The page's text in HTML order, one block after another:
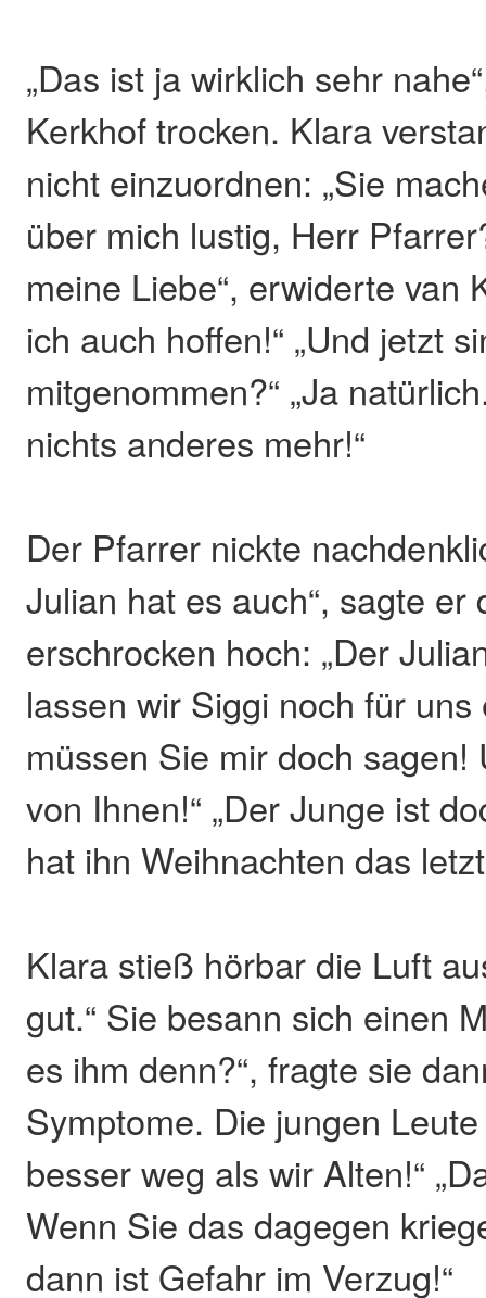
„Das ist ja wirklich sehr
Kerkhof trocken. Klara
nicht einzuordnen: „Sie
über mich lustig, Herr
meine Liebe“, erwiderte van
ich auch hoffen!“ „Und jetzt
mitgenommen?“ „Ja
nichts anderes mehr!“
Der Pfarrer nickte
Julian hat es auch“, sagte er
erschrocken hoch: „Der
lassen wir Siggi noch für
müssen Sie mir doch sagen!
von Ihnen!“ „Der Junge ist
hat ihn Weihnachten das
Klara stieß hörbar die Luft
gut.“ Sie besann sich einen
es ihm denn?“, fragte sie
Symptome. Die jungen
besser weg als wir Alten!“
Wenn Sie das dagegen
dann ist Gefahr im Verzug!“